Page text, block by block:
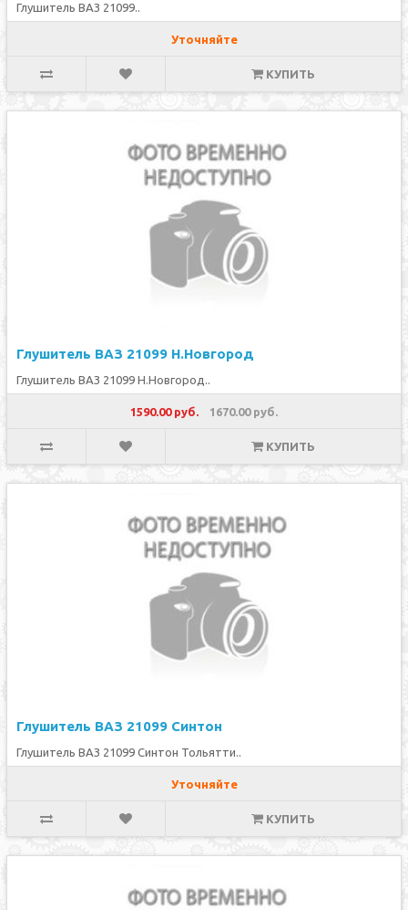
Глушитель ВАЗ 21099..
Уточняйте
КУПИТЬ
Глушитель ВАЗ 21099 Н.Новгород
Глушитель ВАЗ 21099 Н.Новгород..
1590.00 руб. 1670.00 руб.
КУПИТЬ
Глушитель ВАЗ 21099 Синтон
Глушитель ВАЗ 21099 Синтон Тольятти..
Уточняйте
КУПИТЬ